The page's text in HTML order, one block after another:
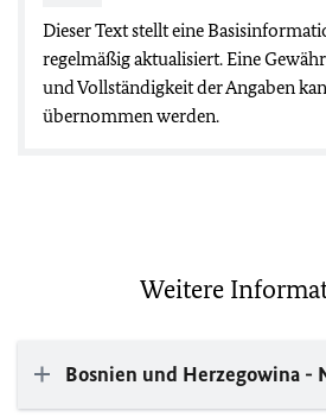
Dieser Text stellt eine
regelmäßig aktualisiert. Eine
und Vollständigkeit der Angaben
übernommen werden.
Weitere
Bosnien und Herzegowina -